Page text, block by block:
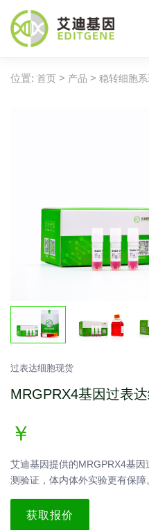
位置: 首页 > 产品 > 稳转细胞
过表达细胞现货
MRGPRX4基因过表
￥
艾迪基因提供的MRGPRX4基
测验证，体内体外实验更有保障
获取报价